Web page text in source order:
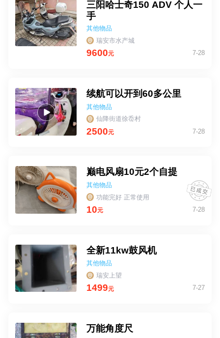
三阳哈士奇150 ADV 个人一
手
其他物品
瑞安市水产城
9600元 7-28
续航可以开到60多公里
其他物品
仙降街道徐岙村
2500元 7-28
巅电风扇10元2个自提
其他物品
功能完好 正常使用
10元 7-28
全新11kw鼓风机
其他物品
瑞安上望
1499元 7-27
万能角度尺